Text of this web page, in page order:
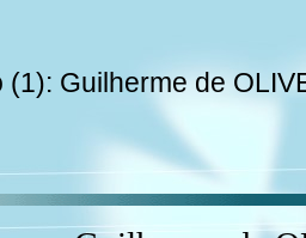
(1): Guilherme de